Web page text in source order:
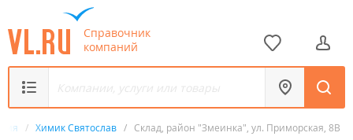
Справочник
компаний
/ Химик Святослав / Склад, район "Змеинка", ул. Приморская, 8В